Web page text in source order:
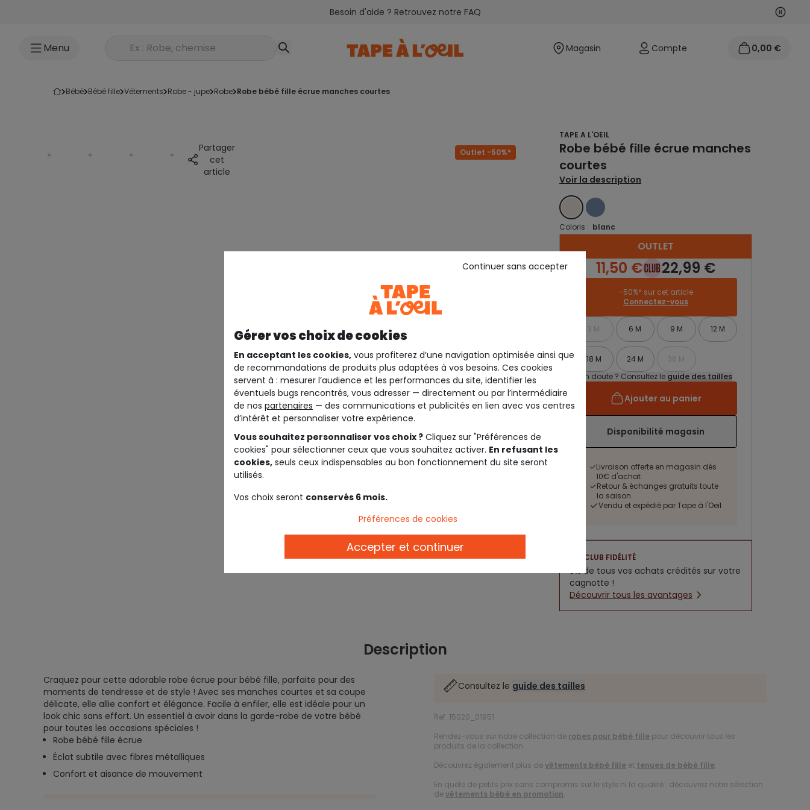
Besoin d'aide ? Retrouvez notre FAQ
Menu Rechercher un produit Magasin Compte 0,00 €
bébé bébé fille vêtements robe - jupe robe robe bébé fille écrue manches courtes
Partager
cet
article
Outlet -50%*
TAPE A L'OEIL
Robe bébé fille écrue manches
courtes
Voir la description
BLANCBLEU
Coloris : blanc
OUTLET
11,50 € 22,99 €
-50%* sur cet article
Connectez-vous
3 M 6 M 9 M 12 M
18 M 24 M
36 M
Un doute ? Consultez le guide des tailles
Ajouter au panier
Disponibilité magasin
Livraison offerte en magasin dès
10€ d'achat
Retour & échanges gratuits toute
la saison
Vendu et expédié par Tape à l'Oeil
CLUB FIDÉLITÉ
5% de tous vos achats crédités sur votre
cagnotte !
Découvrir tous les avantages
Description
Craquez pour cette adorable robe écrue pour bébé fille, parfaite pour des
moments de tendresse et de style ! Avec ses manches courtes et sa coupe
délicate, elle allie confort et élégance. Facile à enfiler, elle est idéale pour un
look chic sans effort. Un essentiel à avoir dans la garde-robe de votre bébé
pour toutes les occasions spéciales !
Robe bébé fille écrue
Éclat subtile avec fibres métalliques
Confort et aisance de mouvement
Consultez le guide des tailles
Ref. 15020_01951
Rendez-vous sur notre collection de robes pour bébé fille pour découvrir tous les
produits de la collection.
Découvrez également plus devêtements bébé fille et tenues de bébé fille.
En quête de petits prix sans compromis sur le style ni la qualité : découvrez notre sélection
devêtements bébé en promotion.
Gérer vos choix de cookies
En acceptant les cookies, vous profiterez d’une navigation optimisée ainsi que
de recommandations de produits plus adaptées à vos besoins. Ces cookies
servent à : mesurer l’audience et les performances du site, identifier les
éventuels bugs rencontrés, vous adresser — directement ou par l’intermédiaire
de nos partenaires — des communications et publicités en lien avec vos centres
d’intérêt et personnaliser votre expérience.
Vous souhaitez personnaliser vos choix ? Cliquez sur "Préférences de
cookies" pour sélectionner ceux que vous souhaitez activer. En refusant les
cookies, seuls ceux indispensables au bon fonctionnement du site seront
utilisés.
Vos choix seront conservés 6 mois.
Continuer sans accepter
Préférences de cookies
Accepter et continuer